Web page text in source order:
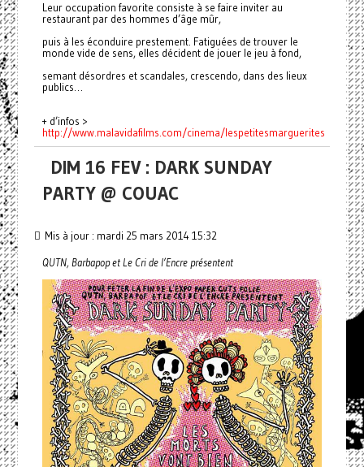
Leur occupation favorite consiste à se faire inviter au
restaurant par des hommes d’âge mûr,
puis à les éconduire prestement. Fatiguées de trouver le
monde vide de sens, elles décident de jouer le jeu à fond,
semant désordres et scandales, crescendo, dans des lieux
publics…
+ d’infos >
http://www.malavidafilms.com/cinema/lespetitesmarguerites
DIM 16 FEV : DARK SUNDAY
PARTY @ COUAC
Mis à jour : mardi 25 mars 2014 15:32
QUTN, Barbapop et Le Cri de l’Encre présentent